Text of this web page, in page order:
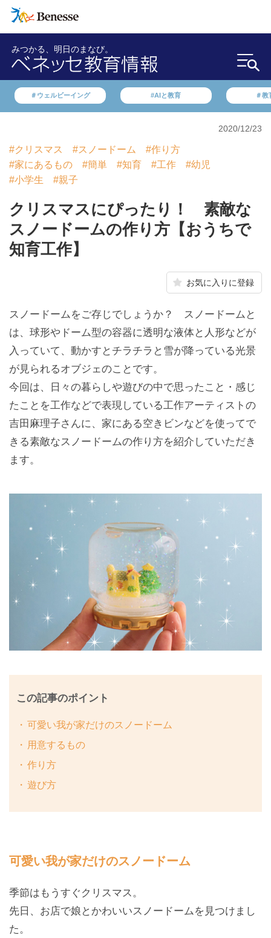
みつかる、明日のまなび。
＃ウェルビーイング #AIと教育 ＃教
2020/12/23
#クリスマス #スノードーム
#作り方
#家にあるもの
#簡単 #知育 #工作
#幼児
#小学生
#親子
クリスマスにぴったり！ 素敵な
スノードームの作り方【おうちで
知育工作】
お気に入りに登録
スノードームをご存じでしょうか？ スノードームと
は、球形やドーム型の容器に透明な液体と人形などが
入っていて、動かすとチラチラと雪が降っている光景
が見られるオブジェのことです。
今回は、日々の暮らしや遊びの中で思ったこと・感じ
たことを工作などで表現している工作アーティストの
吉田麻理子さんに、家にある空きビンなどを使ってで
きる素敵なスノードームの作り方を紹介していただき
ます。
この記事のポイント
可愛い我が家だけのスノードーム
用意するもの
作り方
遊び方
可愛い我が家だけのスノードーム
季節はもうすぐクリスマス。
先日、お店で娘とかわいいスノードームを見つけまし
た。